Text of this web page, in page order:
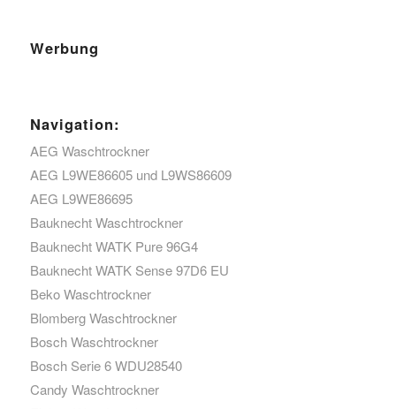
Werbung
Navigation:
AEG Waschtrockner
AEG L9WE86605 und L9WS86609
AEG L9WE86695
Bauknecht Waschtrockner
Bauknecht WATK Pure 96G4
Bauknecht WATK Sense 97D6 EU
Beko Waschtrockner
Blomberg Waschtrockner
Bosch Waschtrockner
Bosch Serie 6 WDU28540
Candy Waschtrockner